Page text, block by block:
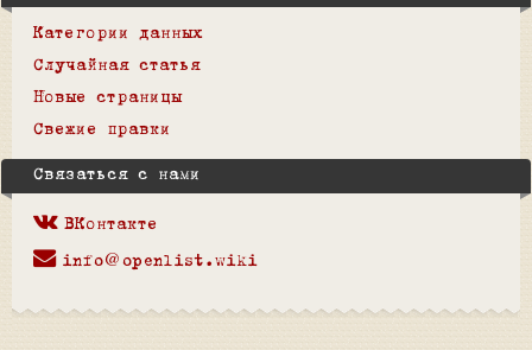
Категории данных
Случайная статья
Новые страницы
Свежие правки
Связаться с нами
ВКонтакте
info@openlist.wiki